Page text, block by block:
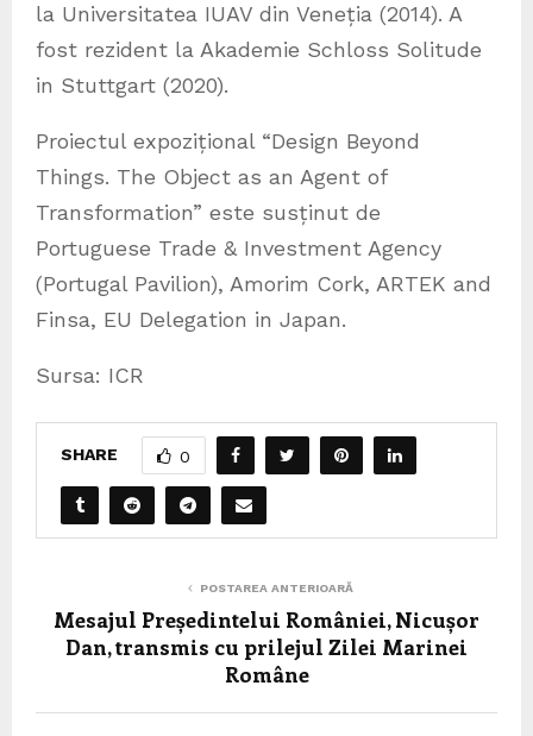
la Universitatea IUAV din Veneția (2014). A
fost rezident la Akademie Schloss Solitude
in Stuttgart (2020).
Proiectul expozițional “Design Beyond
Things. The Object as an Agent of
Transformation” este susținut de
Portuguese Trade & Investment Agency
(Portugal Pavilion), Amorim Cork, ARTEK and
Finsa, EU Delegation in Japan.
Sursa: ICR
SHARE 0
POSTAREA ANTERIOARĂ
Mesajul Președintelui României, Nicușor
Dan, transmis cu prilejul Zilei Marinei
Române